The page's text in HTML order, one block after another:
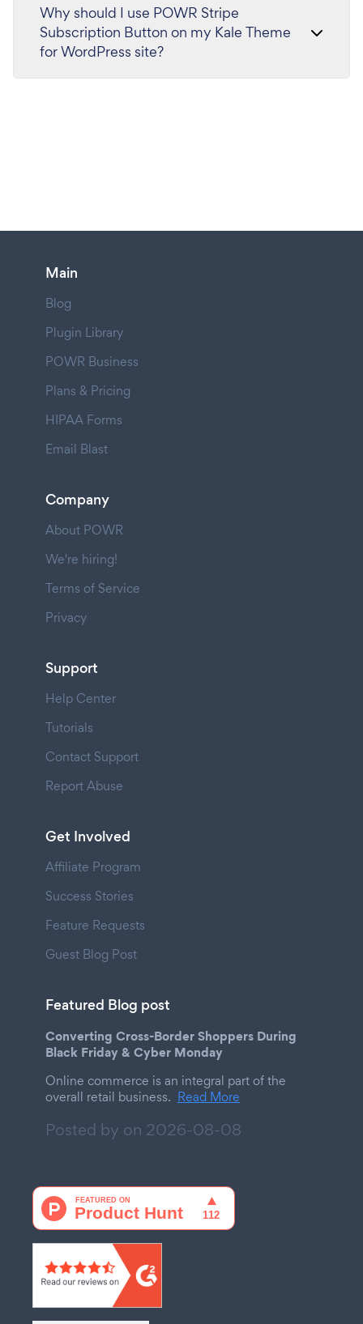
Why should I use POWR Stripe
Subscription Button on my Kale Theme
for WordPress site?
Main
Blog
Plugin Library
POWR Business
Plans & Pricing
HIPAA Forms
Email Blast
Company
About POWR
We're hiring!
Terms of Service
Privacy
Support
Help Center
Tutorials
Contact Support
Report Abuse
Get Involved
Affiliate Program
Success Stories
Feature Requests
Guest Blog Post
Featured Blog post
Converting Cross-Border Shoppers During
Black Friday & Cyber Monday
Online commerce is an integral part of the
overall retail business. Read More
Posted by on 2026-08-08